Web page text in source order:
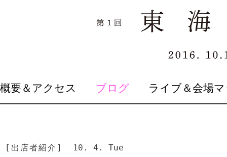
SKIP
TO
概要＆アクセス ブログ ライブ＆会場
[出店者紹介] 10. 4. Tue